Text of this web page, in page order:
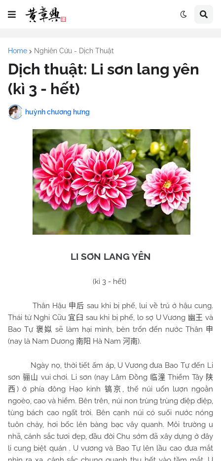
Home Nghiên Cứu - Dịch Thuật
Dịch thuật: Li sơn lang yên
(kì 3 - hết)
huỳnh chương hưng
LI SƠN LANG YÊN
(kì 3 - hết)
Thân Hậu 申后 sau khi bị phế, lui về trú ở hậu cung.
Thái tử Nghi Cữu 宜臼 sau khi bị phế, lo sợ U Vương 幽王 và
Bao Tự 褒姒 sẽ làm hại mình, bèn trốn đến nước Thân 申
(nay là Nam Dương 南阳 Hà Nam 河南).
Ngày nọ, thời tiết ấm áp, U Vương đưa Bao Tự đến Li
sơn 骊山 vui chơi. Li sơn (nay Lâm Đồng 临潼 Thiểm Tây 陕
西) ở phía đông Hạo kinh 镐京 , thế núi uốn lượn ngoằn
ngoèo, cao và hiểm. Bên trên, núi non trùng trùng điệp điệp,
tùng bách cao ngất trời. Bên cạnh núi có suối nước nóng
tuôn chảy, hơi bốc lên bàng bạc vây quanh. Môi trường u
nhã, cảnh sắc tươi đẹp, đầu đờiChu sớm đã xây dựng ở đây
li cung biệt quán . U vương và Bao Tự lên lầu cao đưa mắt